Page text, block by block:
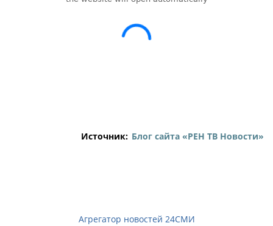
Источник: Блог сайта «РЕН ТВ Новости»
Агрегатор новостей 24СМИ